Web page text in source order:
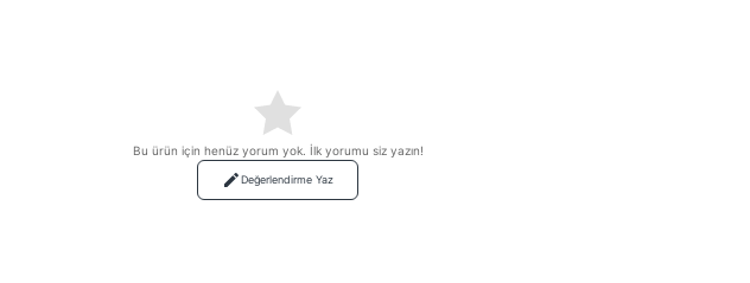
Bu ürün için henüz yorum yok. İlk yorumu siz yazın!
Değerlendirme Yaz